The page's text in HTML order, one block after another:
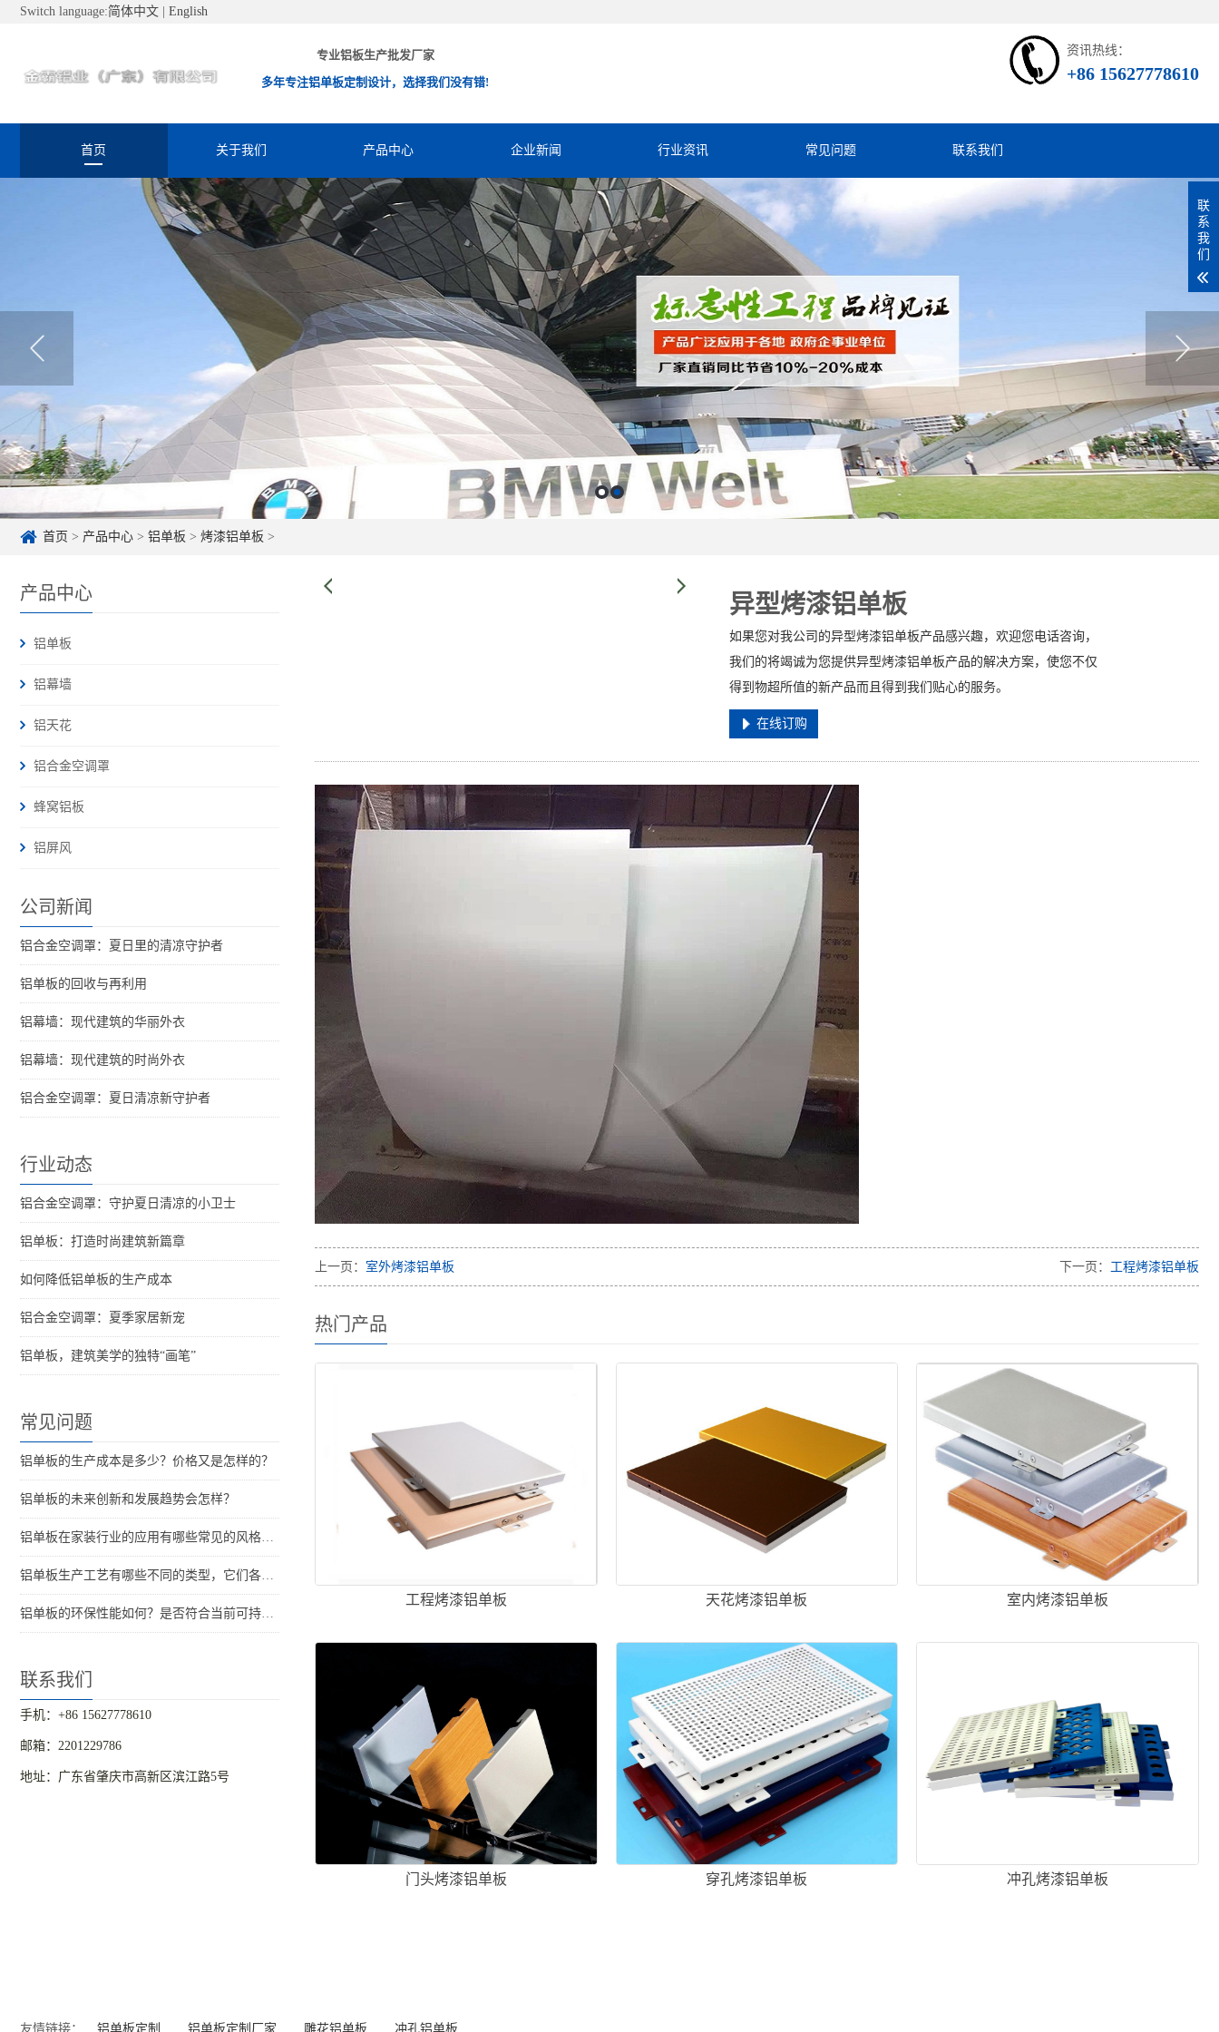
Switch language:简体中文 English
专业铝板生产批发厂家
多年专注铝单板定制设计，选择我们没有错!
资讯热线：
+86 15627778610
首页 关于我们 产品中心 企业新闻 行业资讯 常见问题 联系我们
首页 > 产品中心 > 铝单板 > 烤漆铝单板 >
产品中心
铝单板
铝幕墙
铝天花
铝合金空调罩
蜂窝铝板
铝屏风
公司新闻
铝合金空调罩：夏日里的清凉守护者
铝单板的回收与再利用
铝幕墙：现代建筑的华丽外衣
铝幕墙：现代建筑的时尚外衣
铝合金空调罩：夏日清凉新守护者
行业动态
铝合金空调罩：守护夏日清凉的小卫士
铝单板：打造时尚建筑新篇章
如何降低铝单板的生产成本
铝合金空调罩：夏季家居新宠
铝单板，建筑美学的独特“画笔”
常见问题
铝单板的生产成本是多少？价格又是怎样的？
铝单板的未来创新和发展趋势会怎样？
铝单板在家装行业的应用有哪些常见的风格和特点？
铝单板生产工艺有哪些不同的类型，它们各自的特点是什么？
铝单板的环保性能如何？是否符合当前可持续发展的要求？
联系我们
手机：+86 15627778610
邮箱：2201229786
地址：广东省肇庆市高新区滨江路5号
异型烤漆铝单板
如果您对我公司的异型烤漆铝单板产品感兴趣，欢迎您电话咨询，
我们的将竭诚为您提供异型烤漆铝单板产品的解决方案，使您不仅
得到物超所值的新产品而且得到我们贴心的服务。
在线订购
上一页： 室外烤漆铝单板 下一页： 工程烤漆铝单板
热门产品
工程烤漆铝单板 天花烤漆铝单板 室内烤漆铝单板
门头烤漆铝单板 穿孔烤漆铝单板 冲孔烤漆铝单板
友情链接： 铝单板定制 铝单板定制厂家 雕花铝单板 冲孔铝单板
联
系
我
们